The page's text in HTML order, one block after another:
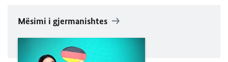
Mësimi i gjermanishtes